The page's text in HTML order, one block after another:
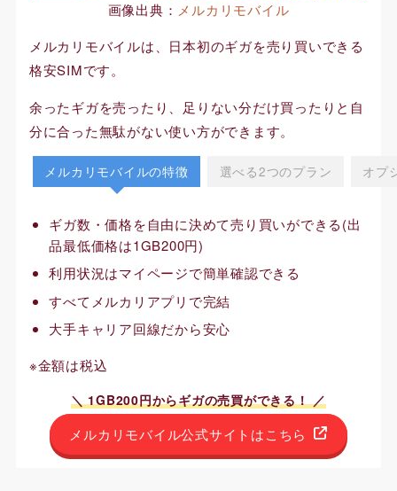
画像出典： メルカリモバイル
メルカリモバイルは、日本初のギガを売り買いできる
格安SIMです。
余ったギガを売ったり、足りない分だけ買ったりと自
分に合った無駄がない使い方ができます。
メルカリモバイルの特徴 選べる2つのプラン オプ
ギガ数・価格を自由に決めて売り買いができる(出
品最低価格は1GB200円)
利用状況はマイページで簡単確認できる
すべてメルカリアプリで完結
大手キャリア回線だから安心
※金額は税込
＼ 1GB200円からギガの売買ができる！ ／
メルカリモバイル公式サイトはこちら